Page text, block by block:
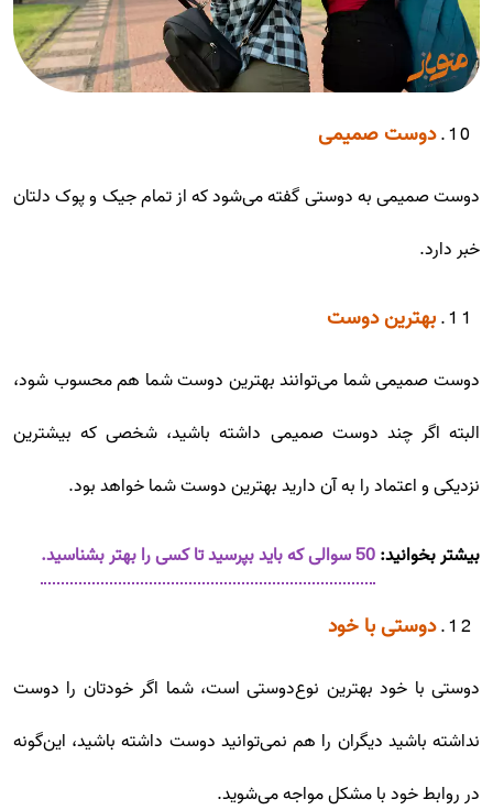
دوست صمیمی
دوست صمیمی به دوستی گفته می‌شود که از تمام جیک و پوک دلتان
خبر دارد.
بهترین دوست
دوست صمیمی شما می‌توانند بهترین دوست شما هم محسوب شود،
البته اگر چند دوست صمیمی داشته باشید، شخصی که بیشترین
نزدیکی و اعتماد را به آن دارید بهترین دوست شما خواهد بود.
بیشتر بخوانید:50 سوالی که باید بپرسید تا کسی را بهتر بشناسید.
دوستی با خود
دوستی با خود بهترین نوع‌دوستی است، شما اگر خودتان را دوست
نداشته باشید دیگران را هم نمی‌توانید دوست داشته باشید، این‌گونه
در روابط خود با مشکل مواجه می‌شوید.